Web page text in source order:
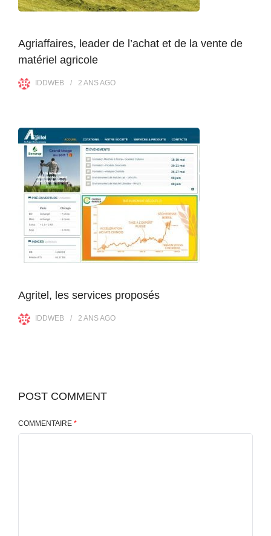
Agriaffaires, leader de l’achat et de la vente de
matériel agricole
IDDWEB 2 ANSAGO
Agritel, les services proposés
IDDWEB 2 ANSAGO
POST COMMENT
COMMENTAIRE *